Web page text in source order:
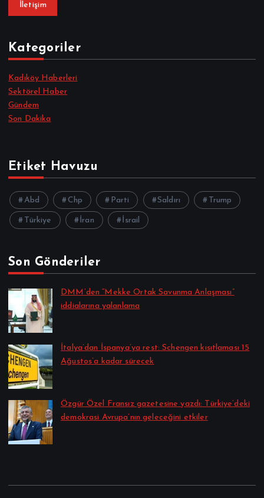
İletişim
Kategoriler
Kadıköy Haberleri
Sektörel Haber
Gündem
Son Dakika
Etiket Havuzu
Abd Chp Parti Saldırı Trump
Türkiye İran İsrail
Son Gönderiler
DMM’den “Mekke Ortak Savunma Anlaşması”
iddialarına yalanlama
İtalya’dan İspanya’ya rest: Schengen kısıtlaması 15
Ağustos’a kadar sürecek
Özgür Özel Fransız gazetesine yazdı: Türkiye’deki
demokrasi Avrupa’nın geleceğini etkiler